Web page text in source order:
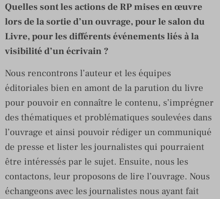
Quelles sont les actions de RP mises en œuvre
lors de la sortie d’un ouvrage, pour le salon du
Livre, pour les différents événements liés à la
visibilité d’un écrivain ?
Nous rencontrons l’auteur et les équipes
éditoriales bien en amont de la parution du livre
pour pouvoir en connaître le contenu, s’imprégner
des thématiques et problématiques soulevées dans
l’ouvrage et ainsi pouvoir rédiger un communiqué
de presse et lister les journalistes qui pourraient
être intéressés par le sujet. Ensuite, nous les
contactons, leur proposons de lire l’ouvrage. Nous
échangeons avec les journalistes nous ayant fait